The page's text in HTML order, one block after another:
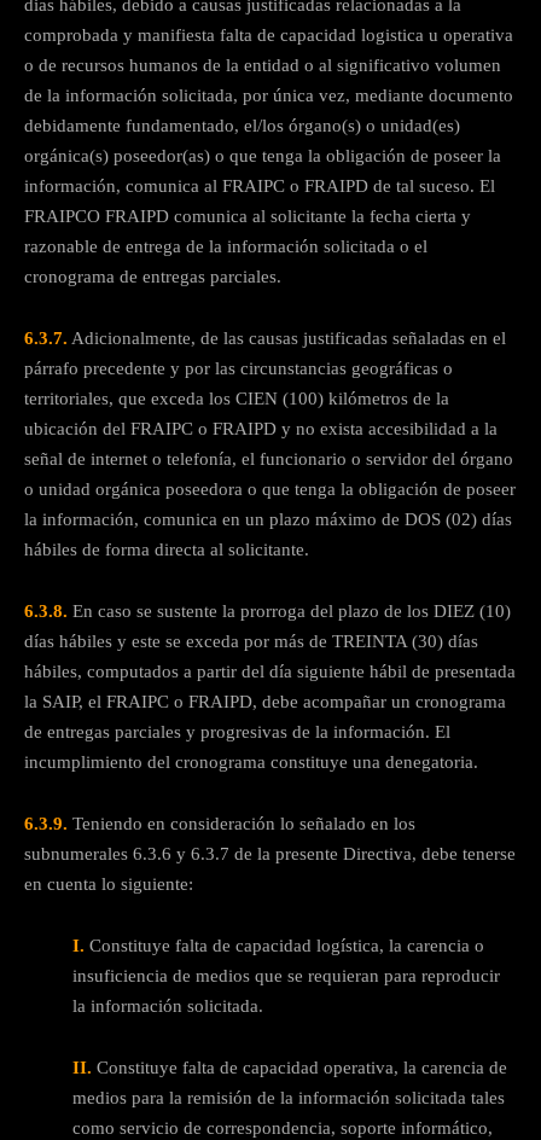
dias hábiles, debido a causas justificadas relacionadas a la
comprobada y manifiesta falta de capacidad logistica u operativa
o de recursos humanos de la entidad o al significativo volumen
de la información solicitada, por única vez, mediante documento
debidamente fundamentado, el/los órgano(s) o unidad(es)
orgánica(s) poseedor(as) o que tenga la obligación de poseer la
información, comunica al FRAIPC o FRAIPD de tal suceso. El
FRAIPCO FRAIPD comunica al solicitante la fecha cierta y
razonable de entrega de la información solicitada o el
cronograma de entregas parciales.
6.3.7. Adicionalmente, de las causas justificadas señaladas en el
párrafo precedente y por las circunstancias geográficas o
territoriales, que exceda los CIEN (100) kilómetros de la
ubicación del FRAIPC o FRAIPD y no exista accesibilidad a la
señal de internet o telefonía, el funcionario o servidor del órgano
o unidad orgánica poseedora o que tenga la obligación de poseer
la información, comunica en un plazo máximo de DOS (02) días
hábiles de forma directa al solicitante.
6.3.8. En caso se sustente la prorroga del plazo de los DIEZ (10)
días hábiles y este se exceda por más de TREINTA (30) días
hábiles, computados a partir del día siguiente hábil de presentada
la SAIP, el FRAIPC o FRAIPD, debe acompañar un cronograma
de entregas parciales y progresivas de la información. El
incumplimiento del cronograma constituye una denegatoria.
6.3.9. Teniendo en consideración lo señalado en los
subnumerales 6.3.6 y 6.3.7 de la presente Directiva, debe tenerse
en cuenta lo siguiente:
I. Constituye falta de capacidad logística, la carencia o
insuficiencia de medios que se requieran para reproducir
la información solicitada.
II. Constituye falta de capacidad operativa, la carencia de
medios para la remisión de la información solicitada tales
como servicio de correspondencia, soporte informático,